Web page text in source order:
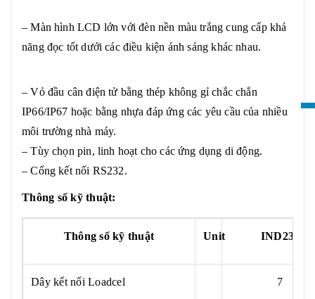
–Màn hình LCD lớn với đèn nền màu trắng cung cấp khả
năng đọc tốt dưới các điều kiện ánh sáng khác nhau.
–Vỏ đầu cân điện tử bằng thép không gỉ chắc chắn
IP66/IP67 hoặc bằng nhựa đáp ứng các yêu cầu của nhiều
môi trường nhà máy.
–Tùy chọn pin, linh hoạt cho các ứng dụng di động.
– Cổng kết nối RS232.
Thông số kỹ thuật:
Thông số kỹ thuật Unit IND231
Dây kết nối Loadcel 7